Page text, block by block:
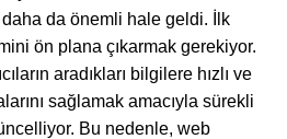
da önemli hale geldi. İlk
ön plana çıkarmak gerekiyor.
aradıkları bilgilere hızlı ve
sağlamak amacıyla sürekli
Bu nedenle, web